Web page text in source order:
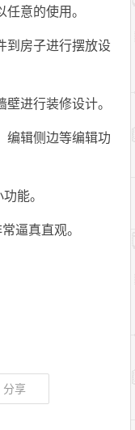
意的使用。
到房子进行摆放设
进行装修设计。
编辑侧边等编辑功
能。
逼真直观。
分享